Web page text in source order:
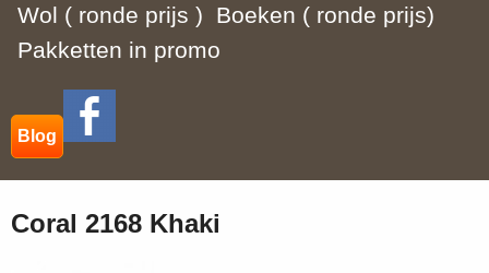
Wol ( ronde prijs )
Boeken ( ronde prijs)
Pakketten in promo
Blog
Coral 2168 Khaki